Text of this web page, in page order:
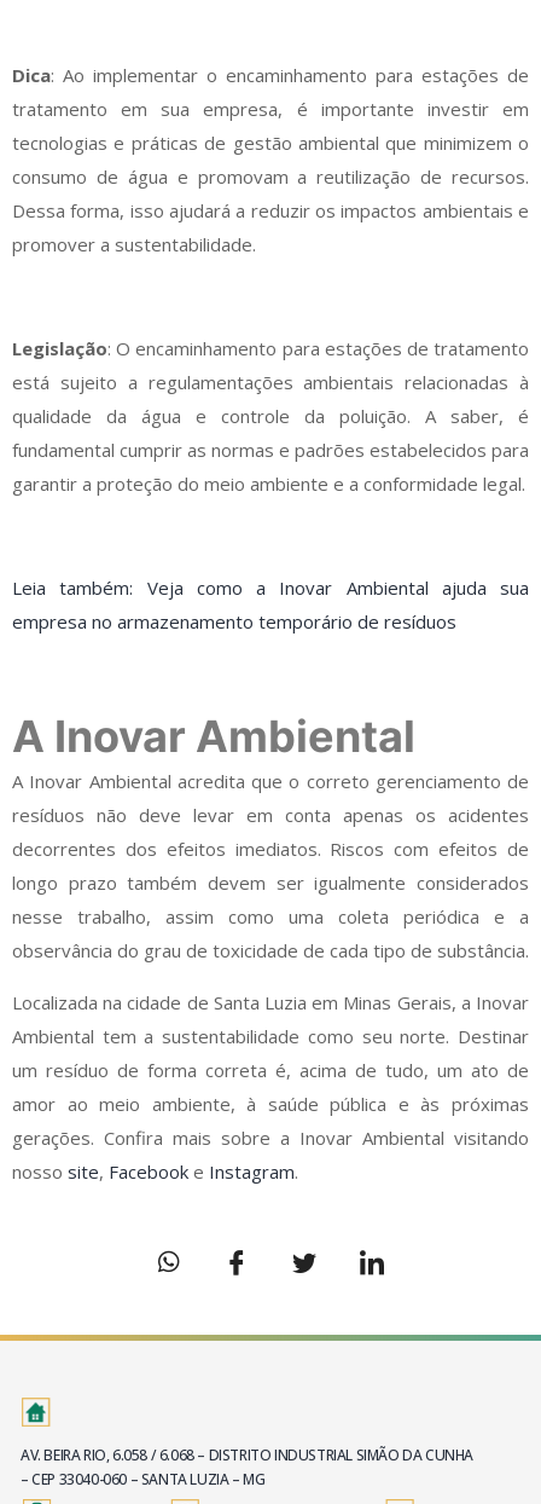
Dica: Ao implementar o encaminhamento para estações de
tratamento em sua empresa, é importante investir em
tecnologias e práticas de gestão ambiental que minimizem o
consumo de água e promovam a reutilização de recursos.
Dessa forma, isso ajudará a reduzir os impactos ambientais e
promover a sustentabilidade.
Legislação: O encaminhamento para estações de tratamento
está sujeito a regulamentações ambientais relacionadas à
qualidade da água e controle da poluição. A saber, é
fundamental cumprir as normas e padrões estabelecidos para
garantir a proteção do meio ambiente e a conformidade legal.
Leia também: Veja como a Inovar Ambiental ajuda sua
empresa no armazenamento temporário de resíduos
A Inovar Ambiental
A Inovar Ambiental acredita que o correto gerenciamento de
resíduos não deve levar em conta apenas os acidentes
decorrentes dos efeitos imediatos. Riscos com efeitos de
longo prazo também devem ser igualmente considerados
nesse trabalho, assim como uma coleta periódica e a
observância do grau de toxicidade de cada tipo de substância.
Localizada na cidade de Santa Luzia em Minas Gerais, a Inovar
Ambiental tem a sustentabilidade como seu norte. Destinar
um resíduo de forma correta é, acima de tudo, um ato de
amor ao meio ambiente, à saúde pública e às próximas
gerações. Confira mais sobre a Inovar Ambiental visitando
nosso site, Facebook e Instagram.
AV. BEIRA RIO, 6.058 / 6.068 – DISTRITO INDUSTRIAL SIMÃO DA CUNHA
– CEP 33040-060 – SANTA LUZIA – MG